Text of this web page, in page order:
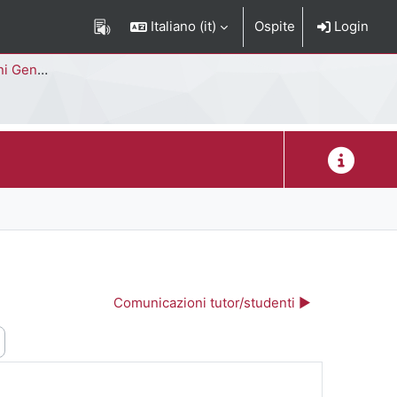
Italiano ‎(it)‎ Ospite Login
di Studi
Comunicazioni tutor/studenti ▶︎